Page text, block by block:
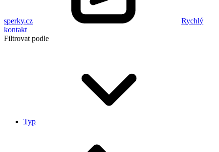
sperky.cz
Rychlý
kontakt
Filtrovat podle
Typ